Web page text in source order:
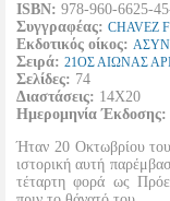
ISBN: 978-960-6625-
Συγγραφέας: CHAVEZ
Εκδοτικός οίκος:
Σειρά: 21ΟΣ ΑΙΩΝΑΣ
Σελίδες: 74
Διαστάσεις: 14Χ20
Ημερομηνία Έκδοσης:
Ήταν 20 Οκτωβρίου
ιστορική αυτή
τέταρτη φορά ως